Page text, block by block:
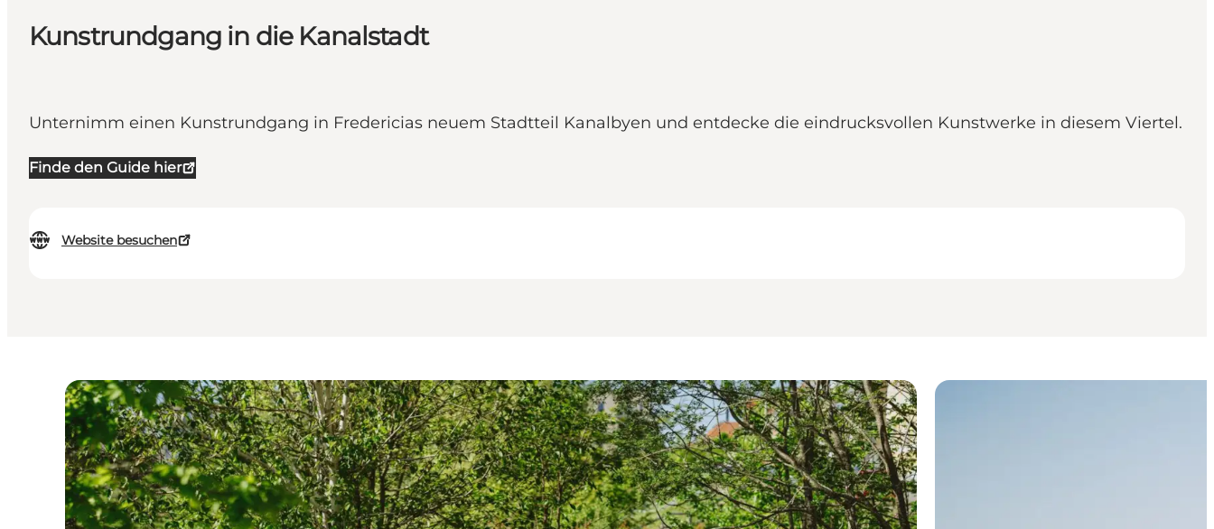
Kunstrundgang in die Kanalstadt
Unternimm einen Kunstrundgang in Fredericias neuem Stadtteil Kanalbyen und entdecke die eindrucksvollen Kunstwerke in diesem Viertel.
Finde den Guide hier
Website besuchen